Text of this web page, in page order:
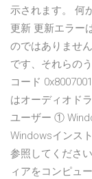
示されます。 何
更新 更新エラー
のではありませ
です、それらの
コード
はオーディオド
ユーザー ①
Windowsインス
参照してくださ
ィアをコンピュ